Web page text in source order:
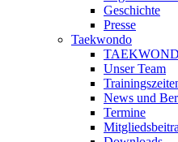
Geschichte
Presse
Taekwondo
Unser Team
News und
Termine